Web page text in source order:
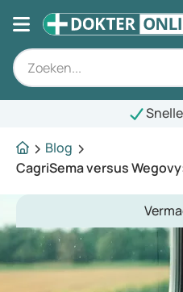
Snelle levering
Blog
CagriSema versus